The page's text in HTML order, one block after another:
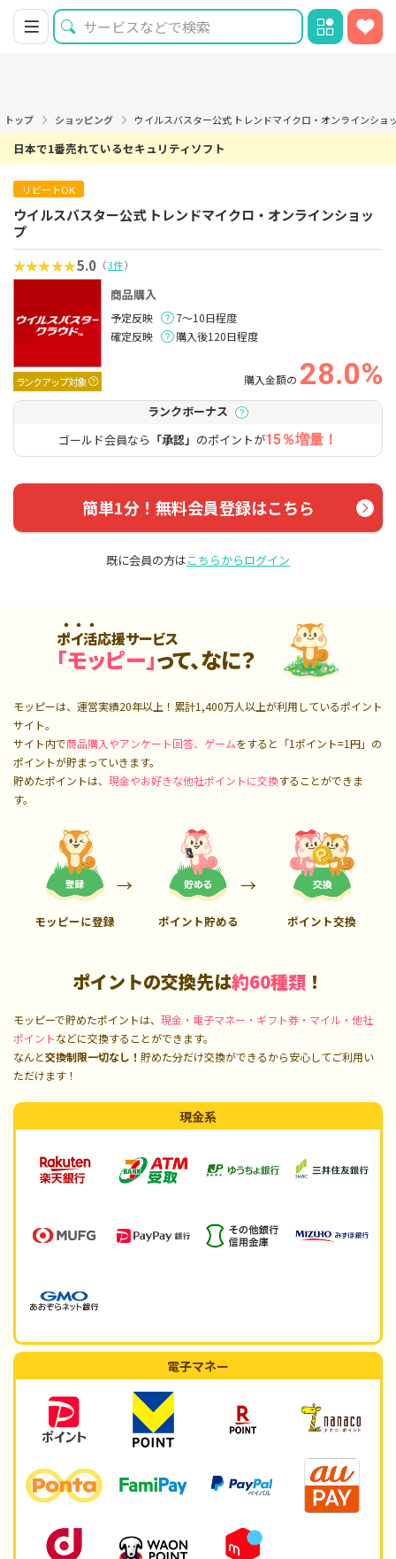
トップ ショッピング ウイルスバスター公式 トレンドマイクロ・オンラインショ
日本で1番売れているセキュリティソフト
リピートOK
ウイルスバスター公式 トレンドマイクロ・オンラインショッ
プ
5.0 （3件）
ランクアップ対象
商品購入
予定反映
7～10日程度
確定反映
購入後120日程度
購入金額の 28.0%
ランクボーナス
ゴールド会員なら 「承認」 のポイントが15％増量！
簡単1分！無料会員登録はこちら
既に会員の方はこちらからログイン
ポイ活応援サービス
「モッピー」って、なに？
モッピーは、運営実績20年以上！累計1,400万人以上が利用しているポイント
サイト。
サイト内で商品購入やアンケート回答、ゲームをすると「1ポイント=1円」の
ポイントが貯まっていきます。
貯めたポイントは、 現金やお好きな他社ポイントに交換することができま
す。
モッピーに登録 ポイント貯める ポイント交換
ポイントの交換先は約60種類 ！
モッピーで貯めたポイントは、 現金・電子マネー・ギフト券・マイル・他社
ポイントなどに交換することができます。
なんと交換制限一切なし！ 貯めた分だけ交換ができるから安心してご利用い
ただけます！
現金系
電子マネー